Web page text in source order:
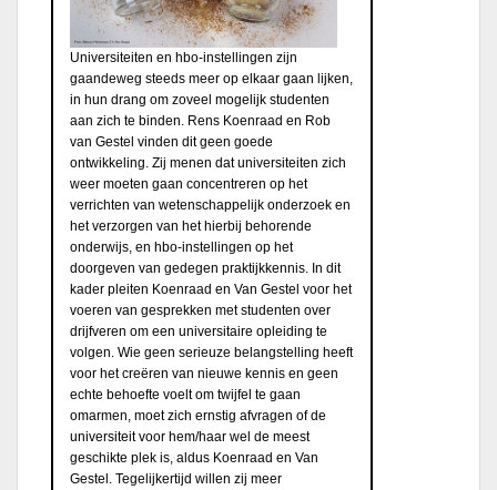
Universiteiten en hbo-instellingen zijn
gaandeweg steeds meer op elkaar gaan lijken,
in hun drang om zoveel mogelijk studenten
aan zich te binden. Rens Koenraad en Rob
van Gestel vinden dit geen goede
ontwikkeling. Zij menen dat universiteiten zich
weer moeten gaan concentreren op het
verrichten van wetenschappelijk onderzoek en
het verzorgen van het hierbij behorende
onderwijs, en hbo-instellingen op het
doorgeven van gedegen praktijkkennis. In dit
kader pleiten Koenraad en Van Gestel voor het
voeren van gesprekken met studenten over
drijfveren om een universitaire opleiding te
volgen. Wie geen serieuze belangstelling heeft
voor het creëren van nieuwe kennis en geen
echte behoefte voelt om twijfel te gaan
omarmen, moet zich ernstig afvragen of de
universiteit voor hem/haar wel de meest
geschikte plek is, aldus Koenraad en Van
Gestel. Tegelijkertijd willen zij meer